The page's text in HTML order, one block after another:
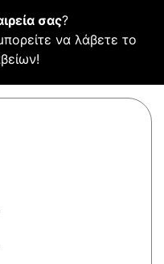
σας?
να λάβετε το